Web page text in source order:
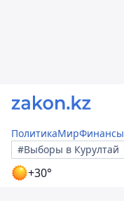
ПолитикаМирФинансы
#Выборы в Курултай
+30°